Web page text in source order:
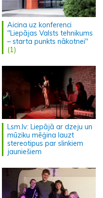
Aicina uz konferenci
"Liepājas Valsts tehnikums
– starta punkts nākotnei"
(1)
Lsm.lv: Liepājā ar dzeju un
mūziku mēģina lauzt
stereotipus par slinkiem
jauniešiem